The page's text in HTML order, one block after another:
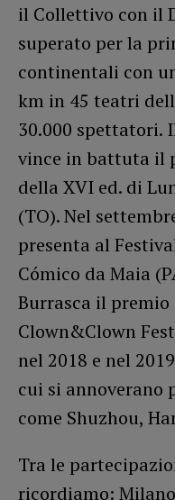
il Collettivo con il
superato per la
continentali con
km in 45 teatri
30.000 spettatori.
vince in battuta il
della XVI ed. di
(TO). Nel
presenta al
Cómico da Maia
Burrasca il
Clown&Clown
nel 2018 e nel
cui si annoverano
come Shuzhou,
​Tra le
ricordiamo: